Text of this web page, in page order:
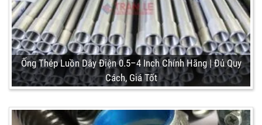
Ống Thép Luồn Dây Điện 0.5–4 Inch Chính Hãng | Đủ Quy
Cách, Giá Tốt